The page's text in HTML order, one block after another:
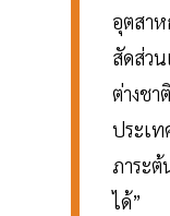
อุตสา
สัดส่วน
ต่างช
ประเ
ภาระต้
ได้”